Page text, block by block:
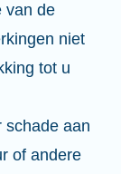
van de
niet
tot u
schade aan
of andere